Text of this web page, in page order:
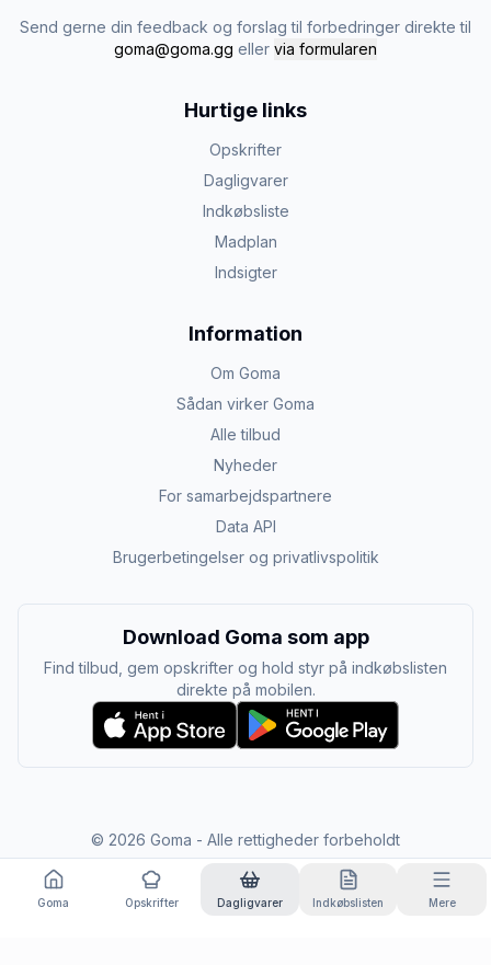
Send gerne din feedback og forslag til forbedringer direkte til
goma@goma.gg eller via formularen
Hurtige links
Opskrifter
Dagligvarer
Indkøbsliste
Madplan
Indsigter
Information
Om Goma
Sådan virker Goma
Alle tilbud
Nyheder
For samarbejdspartnere
Data API
Brugerbetingelser og privatlivspolitik
Download Goma som app
Find tilbud, gem opskrifter og hold styr på indkøbslisten
direkte på mobilen.
© 2026 Goma - Alle rettigheder forbeholdt
Goma Opskrifter Dagligvarer Indkøbslisten Mere